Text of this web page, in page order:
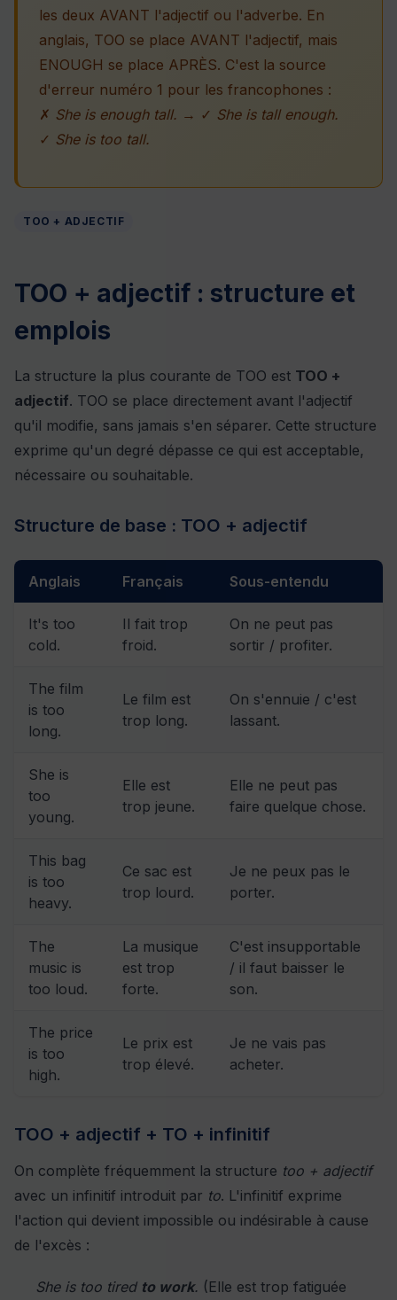
les deux AVANT l'adjectif ou l'adverbe. En
anglais, TOO se place AVANT l'adjectif, mais
ENOUGH se place APRÈS. C'est la source
d'erreur numéro 1 pour les francophones :
✗ She is enough tall. → ✓ She is tall enough.
✓ She is too tall.
TOO + ADJECTIF
TOO + adjectif : structure et
emplois
La structure la plus courante de TOO est TOO +
adjectif. TOO se place directement avant l'adjectif
qu'il modifie, sans jamais s'en séparer. Cette structure
exprime qu'un degré dépasse ce qui est acceptable,
nécessaire ou souhaitable.
Structure de base : TOO + adjectif
Anglais Français Sous-entendu
It's too
cold.
Il fait trop
froid.
On ne peut pas
sortir / profiter.
The film
is too
long.
Le film est
trop long.
On s'ennuie / c'est
lassant.
She is
too
young.
Elle est
trop jeune.
Elle ne peut pas
faire quelque chose.
This bag
is too
heavy.
Ce sac est
trop lourd.
Je ne peux pas le
porter.
The
music is
too loud.
La musique
est trop
forte.
C'est insupportable
/ il faut baisser le
son.
The price
is too
high.
Le prix est
trop élevé.
Je ne vais pas
acheter.
TOO + adjectif + TO + infinitif
On complète fréquemment la structure too + adjectif
avec un infinitif introduit par to. L'infinitif exprime
l'action qui devient impossible ou indésirable à cause
de l'excès :
She is too tired to work. (Elle est trop fatiguée